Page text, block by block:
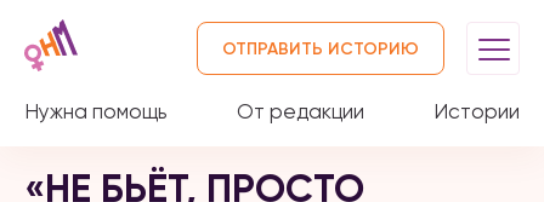
Нужна помощь От редакции Истории
ОТПРАВИТЬ ИСТОРИЮ
«НЕ БЬЁТ, ПРОСТО